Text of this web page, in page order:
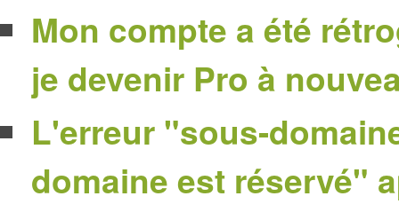
Mon compte a été
je devenir Pro à
L'erreur "sous-
domaine est réservé"